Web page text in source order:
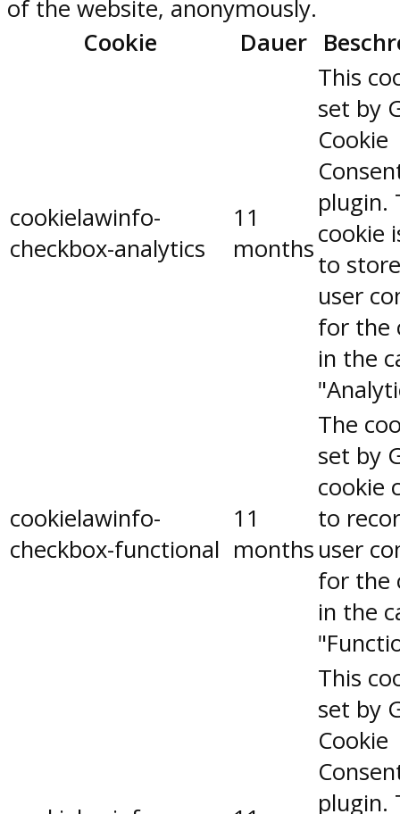
of the website, anonymously.
Cookie
Dauer
cookielawinfo-
checkbox-analytics
11
months
This
set by
Cookie
plugin.
cookie
to
user
for the
in the
cookielawinfo-
checkbox-functional
11
months
The
set by
cookie
to
user
for the
in the
This
set by
Cookie
plugin.